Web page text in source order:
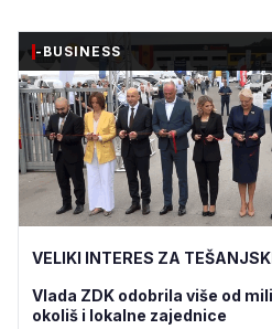
-BUSINESS
VELIKI INTERES ZA
Vlada ZDK odobrila više od
okoliš i lokalne zajednice